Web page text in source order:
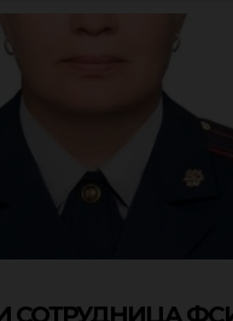
СОТРУДНИЦА